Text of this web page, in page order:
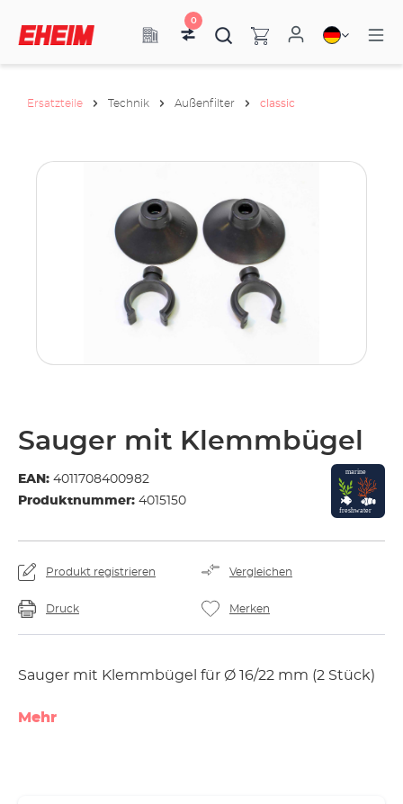
0
Ersatzteile Technik Außenfilter classic
Sauger mit Klemmbügel
EAN: 4011708400982
Produktnummer: 4015150
Produkt registrieren Vergleichen
Druck Merken
Sauger mit Klemmbügel für Ø 16/22 mm (2 Stück)
Mehr